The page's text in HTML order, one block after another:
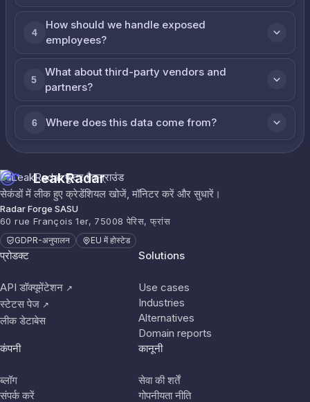
4
How should we handle exposed
employees?
5
What about third-party vendors and
partners?
6 Where does this data come from?
LeakRadar
सेकंडों में लीक हुए क्रेडेंशियल खोजें, मॉनिटर करें और सुधारें।
Radar Forge SASU
60 rue François 1er, 75008 पेरिस, फ्रांस
GDPR-अनुपालन EU में होस्टेड
प्रोडक्ट
API डॉक्यूमेंटेशन ↗
स्टेटस पेज ↗
लीक डेटाबेस
Solutions
Use cases
Industries
Alternatives
Domain reports
कंपनी
ब्लॉग
संपर्क करें
कानूनी
सेवा की शर्तें
गोपनीयता नीति